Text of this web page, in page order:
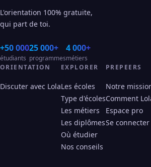
L'orientation 100% gratuite,
qui part de toi.
+50 000
étudiants
25 000+
programmes
4 000+
métiers
ORIENTATION
Discuter avec Lola
EXPLORER
Les écoles
Type d'écoles
Les métiers
Les diplômes
Où étudier
Nos conseils
PREPEERS
Notre
Comment
Espace pro
Se connecter